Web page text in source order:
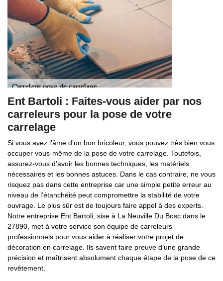
Ent Bartoli : Faites-vous aider par nos
carreleurs pour la pose de votre
carrelage
Si vous avez l’âme d’un bon bricoleur, vous pouvez très bien vous
occuper vous-même de la pose de votre carrelage. Toutefois,
assurez-vous d’avoir les bonnes techniques, les matériels
nécessaires et les bonnes astuces. Dans le cas contraire, ne vous
risquez pas dans cette entreprise car une simple petite erreur au
niveau de l’étanchéité peut compromettre la stabilité de votre
ouvrage. Le plus sûr est de toujours faire appel à des experts.
Notre entreprise Ent Bartoli, sise à La Neuville Du Bosc dans le
27890, met à votre service son équipe de carreleurs
professionnels pour vous aider à réaliser votre projet de
décoration en carrelage. Ils savent faire preuve d’une grande
précision et maîtrisent absolument chaque étape de la pose de ce
revêtement.